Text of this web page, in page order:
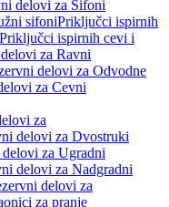
delovi za Sifoni
sifoniPriključci ispirnih
ispirnih cevi i
za Ravni
delovi za Odvodne
za Cevni
za
delovi za Dvostruki
za Ugradni
delovi za Nadgradni
delovi za
za pranje